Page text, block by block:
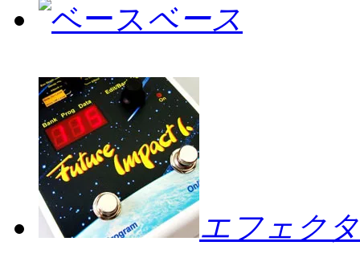
ベース
エフェク